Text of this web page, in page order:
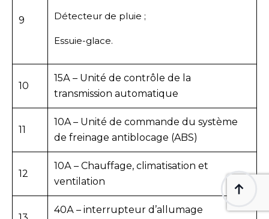
9 Détecteur de pluie ;
Essuie-glace.
10
15А – Unité de contrôle de la
transmission automatique
11
10A – Unité de commande du système
de freinage antiblocage (ABS)
12
10А – Chauffage, climatisation et
ventilation
40А – interrupteur d’allumage